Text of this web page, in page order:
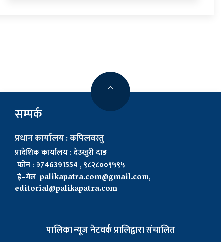
सम्पर्क
प्रधान कार्यालय : कपिलवस्तु
प्रादेशिक कार्यालय : देउखुरी दाङ
फोन : 9746391554 , ९८२८००९५९५
ई–मेल:palikapatra.com@gmail.com,
editorial@palikapatra.com
पालिका न्यूज नेटवर्क प्रालिद्वारा संचालित